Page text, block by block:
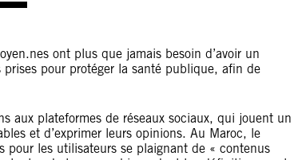
ont plus que jamais besoin d’avoir un
pour protéger la santé publique, afin de
aux plateformes de réseaux sociaux, qui jouent un
et d’exprimer leurs opinions. Au Maroc, le
pour les utilisateurs se plaignant de « contenus